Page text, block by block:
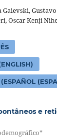
Oscar Kenji
e